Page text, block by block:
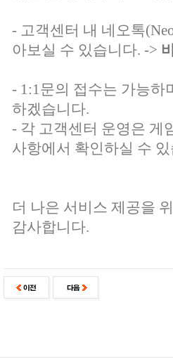
- 고객센터 내 네오톡
아보실 수 있습니다. ->
- 1:1문의 접수는 가능하
하겠습니다.
- 각 고객센터 운영은 게
사항에서 확인하실 수
더 나은 서비스 제공을
감사합니다.